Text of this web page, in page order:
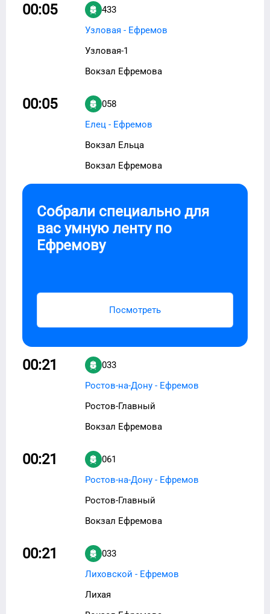
00:05
433
Узловая - Ефремов
Узловая-1
Вокзал Ефремова
00:05
058
Елец - Ефремов
Вокзал Ельца
Вокзал Ефремова
Собрали специально для
вас умную ленту по
Ефремову
Посмотреть
00:21
033
Ростов-на-Дону - Ефремов
Ростов-Главный
Вокзал Ефремова
00:21
061
Ростов-на-Дону - Ефремов
Ростов-Главный
Вокзал Ефремова
00:21
033
Лиховской - Ефремов
Лихая